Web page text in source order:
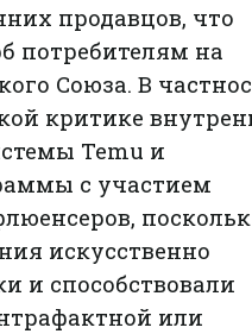
продавцов, что
потребителям на
Союза. В
критике
Temu и
с участием
искусственно
и способствовали
или